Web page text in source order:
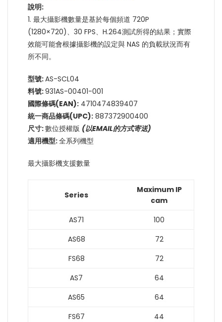
說明:
1. 最大攝影機數量是基於每個頻道 720P
(1280×720)、30 FPS、H.264測試所得的結果；實際
效能可能會根據攝影機的設定與 NAS 的負載狀況而有
所不同。
型號:AS-SCL04
料號:931AS-00401-001
國際條碼(EAN): 4710474839407
統一商品條碼(UPC): 887372900400
尺寸:數位授權版 (以EMAIL的方式寄送)
適用機型:全系列機型
最大攝影機支援數量
Series
Maximum IP
cam
AS71
100
AS68
72
FS68
72
AS7
64
AS65
64
FS67
44